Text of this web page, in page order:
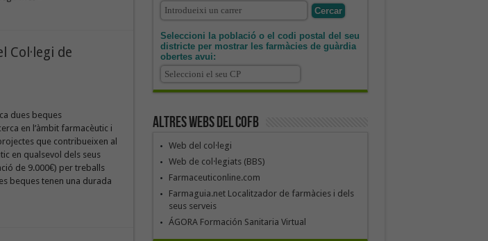
de
dues beques
en l’àmbit farmacèutic i
que contribueixen al
en qualsevol dels seus
de 9.000€) per treballs
beques tenen una durada
Seleccioni la població o el codi postal del seu
districte per mostrar les farmàcies de guàrdia
obertes avui:
Altres webs del COFB
Web del col·legi
Web de col·legiats (BBS)
Farmaceuticonline.com
Farmaguia.net Localitzador de farmàcies i dels
seus serveis
ÁGORA Formación Sanitaria Virtual